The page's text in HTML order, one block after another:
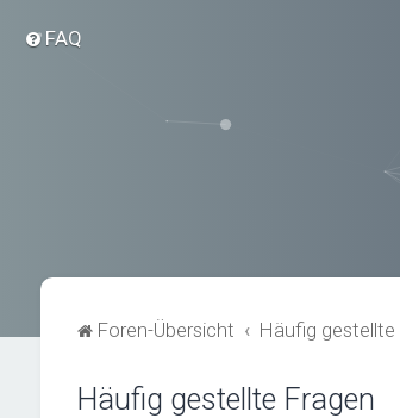
FAQ
Foren-Übersicht Häufig gestellte
Häufig gestellte Fragen